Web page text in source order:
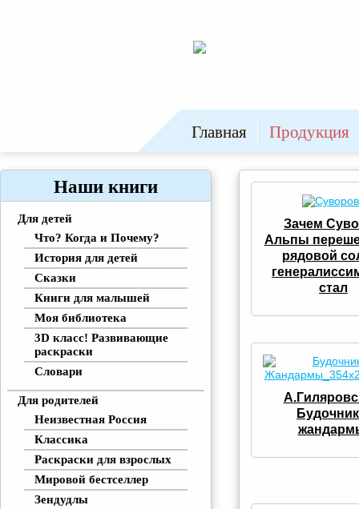
Главная Продукция
Наши книги
Для детей
Что? Когда и Почему?
История для детей
Сказки
Книги для малышей
Моя библиотека
3D класс! Развивающие
раскраски
Словари
Для родителей
Неизвестная Россия
Классика
Раскраски для взрослых
Мировой бестселлер
Зендудлы
Зачем
Альпы
рядовой
стал